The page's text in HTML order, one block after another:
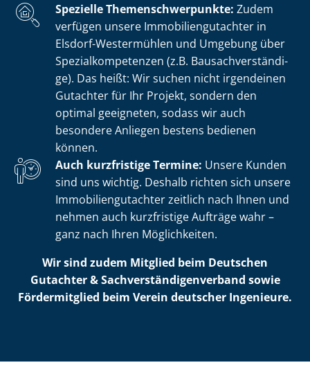
Spezielle The­men­schwer­punk­te: Zudem
verfügen unsere Im­mo­bi­li­en­gut­ach­ter in
Elsdorf-Westermühlen und Umgebung über
Spe­zi­al­kom­pe­ten­zen (z.B. Bau­sach­ver­stän­di­
ge). Das heißt: Wir suchen nicht irgendeinen
Gutachter für Ihr Projekt, sondern den
optimal geeigneten, sodass wir auch
besondere Anliegen bestens bedienen
können.
Auch kurzfristige Termine: Unsere Kunden
sind uns wichtig. Deshalb richten sich unsere
Im­mo­bi­li­en­gut­ach­ter zeitlich nach Ihnen und
nehmen auch kurzfristige Aufträge wahr –
ganz nach Ihren Möglichkeiten.
Wir sind zudem Mitglied beim Deutschen
Gutachter & Sach­ver­stän­di­gen­ver­band sowie
Fördermitglied beim Verein deutscher Ingenieure.